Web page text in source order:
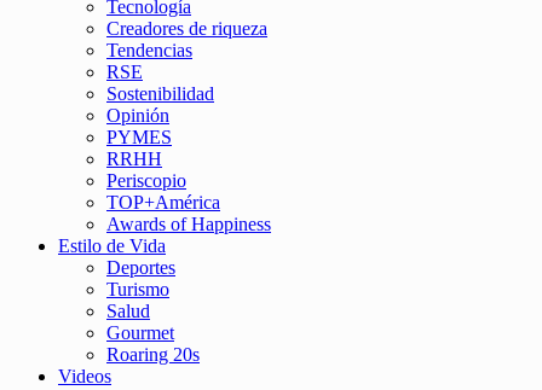
Tecnología
Creadores de riqueza
Tendencias
RSE
Sostenibilidad
Opinión
PYMES
RRHH
Periscopio
TOP+América
Awards of Happiness
Estilo de Vida
Deportes
Turismo
Salud
Gourmet
Roaring 20s
Videos